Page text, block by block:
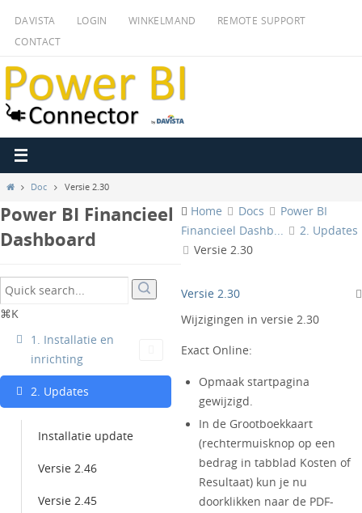
inhoud
DAVISTA LOGIN WINKELMAND
REMOTE SUPPORT
CONTACT
HomeDoc Versie 2.30
Power BI Financieel
Dashboard
⌘K
1. Installatie en
inrichting
2. Updates
Installatie update
Versie 2.46
Versie 2.45
Home Docs
Power BI
Financieel Dashb...
2. Updates
Versie 2.30
Versie 2.30
Wijzigingen in versie 2.30
Exact Online:
Opmaak startpagina
gewijzigd.
In de Grootboekkaart
(rechtermuisknop op een
bedrag in tabblad Kosten of
Resultaat) kun je nu
doorklikken naar de PDF-